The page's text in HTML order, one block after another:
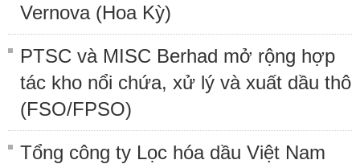
Vernova (Hoa Kỳ)
PTSC và MISC Berhad mở rộng hợp
tác kho nổi chứa, xử lý và xuất dầu thô
(FSO/FPSO)
Tổng công ty Lọc hóa dầu Việt Nam